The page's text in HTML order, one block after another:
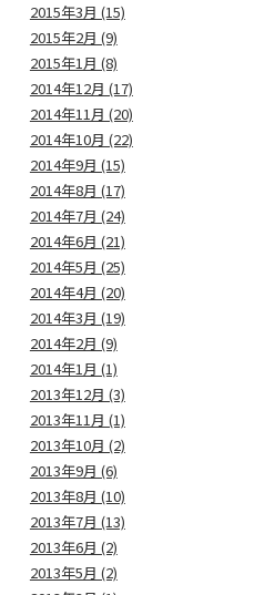
2015年3月 (15)
2015年2月 (9)
2015年1月 (8)
2014年12月 (17)
2014年11月 (20)
2014年10月 (22)
2014年9月 (15)
2014年8月 (17)
2014年7月 (24)
2014年6月 (21)
2014年5月 (25)
2014年4月 (20)
2014年3月 (19)
2014年2月 (9)
2014年1月 (1)
2013年12月 (3)
2013年11月 (1)
2013年10月 (2)
2013年9月 (6)
2013年8月 (10)
2013年7月 (13)
2013年6月 (2)
2013年5月 (2)